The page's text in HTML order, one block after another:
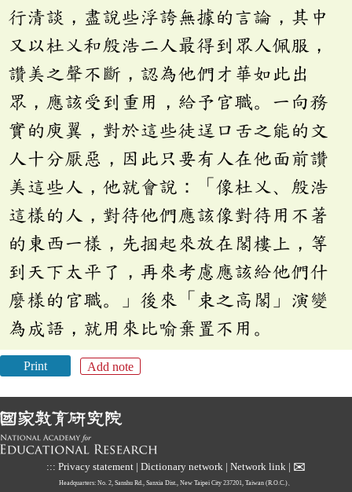
行清談，盡說些浮誇無據的言論，其中
又以杜乂和殷浩二人最得到眾人佩服，
讚美之聲不斷，認為他們才華如此出
眾，應該受到重用，給予官職。一向務
實的庾翼，對於這些徒逞口舌之能的文
人十分厭惡，因此只要有人在他面前讚
美這些人，他就會說：「像杜乂、殷浩
這樣的人，對待他們應該像對待用不著
的東西一樣，先捆起來放在閣樓上，等
到天下太平了，再來考慮應該給他們什
麼樣的官職。」後來「束之高閣」演變
為成語，就用來比喻棄置不用。
Print Add note
::: Privacy statement | Dictionary network | Network link | ✉
Headquarters: No. 2, Sanshu Rd., Sanxia Dist., New Taipei City 237201, Taiwan (R.O.C.)、